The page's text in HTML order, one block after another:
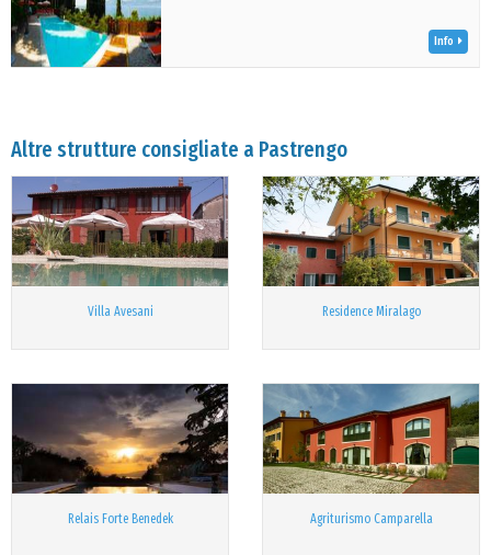
Info
Altre strutture consigliate a Pastrengo
Villa Avesani Residence Miralago
Relais Forte Benedek Agriturismo Camparella